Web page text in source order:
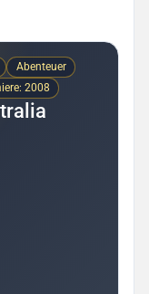
Abenteuer
2008